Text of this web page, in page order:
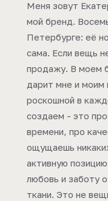
Меня зовут
мой бренд.
Петербурге: её
сама. Если вещь
продажу. В моем
дарит мне и
роскошной в
создаем - это
времени, про
ощущаешь
активную
любовь и заботу
ткани. Это не